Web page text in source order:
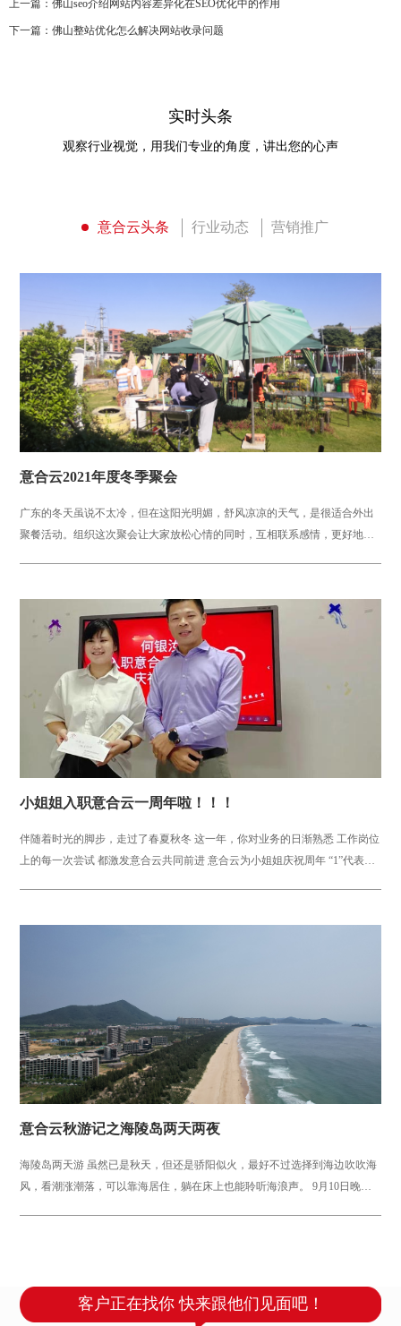
上一篇： 佛山seo介绍网站内容差异化在SEO优化中的作用
下一篇： 佛山整站优化怎么解决网站收录问题
实时头条
观察行业视觉，用我们专业的角度，讲出您的心声
意合云头条 行业动态 营销推广
意合云2021年度冬季聚会
广东的冬天虽说不太冷，但在这阳光明媚，舒风凉凉的天气，是很适合外出
聚餐活动。组织这次聚会让大家放松心情的同时，互相联系感情，更好地为
小姐姐入职意合云一周年啦！！！
伴随着时光的脚步，走过了春夏秋冬 这一年，你对业务的日渐熟悉 工作岗位
上的每一次尝试 都激发意合云共同前进 意合云为小姐姐庆祝周年 “1”代表起
意合云秋游记之海陵岛两天两夜
海陵岛两天游 虽然已是秋天，但还是骄阳似火，最好不过选择到海边吹吹海
风，看潮涨潮落，可以靠海居住，躺在床上也能聆听海浪声。 9月10日晚，
客户正在找你 快来跟他们见面吧！